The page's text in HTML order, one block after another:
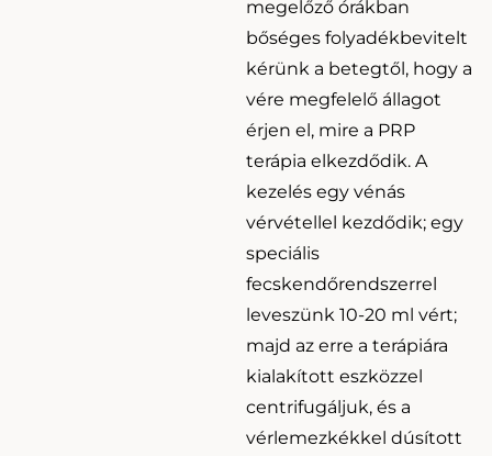
megelőző órákban
bőséges folyadékbevitelt
kérünk a betegtől, hogy a
vére megfelelő állagot
érjen el, mire a PRP
terápia elkezdődik. A
kezelés egy vénás
vérvétellel kezdődik; egy
speciális
fecskendőrendszerrel
leveszünk 10-20 ml vért;
majd az erre a terápiára
kialakított eszközzel
centrifugáljuk, és a
vérlemezkékkel dúsított